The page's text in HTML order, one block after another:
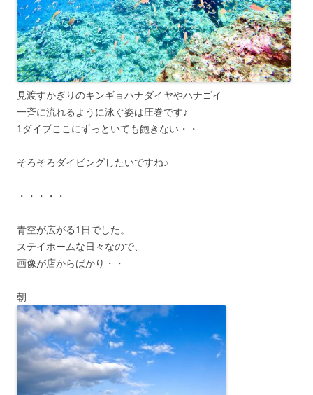
見渡すかぎりのキンギョハナダイヤやハナゴイ
一斉に流れるように泳ぐ姿は圧巻です♪
1ダイブここにずっといても飽きない・・
そろそろダイビングしたいですね♪
・・・・・
青空が広がる1日でした。
ステイホームな日々なので、
画像が店からばかり・・
朝